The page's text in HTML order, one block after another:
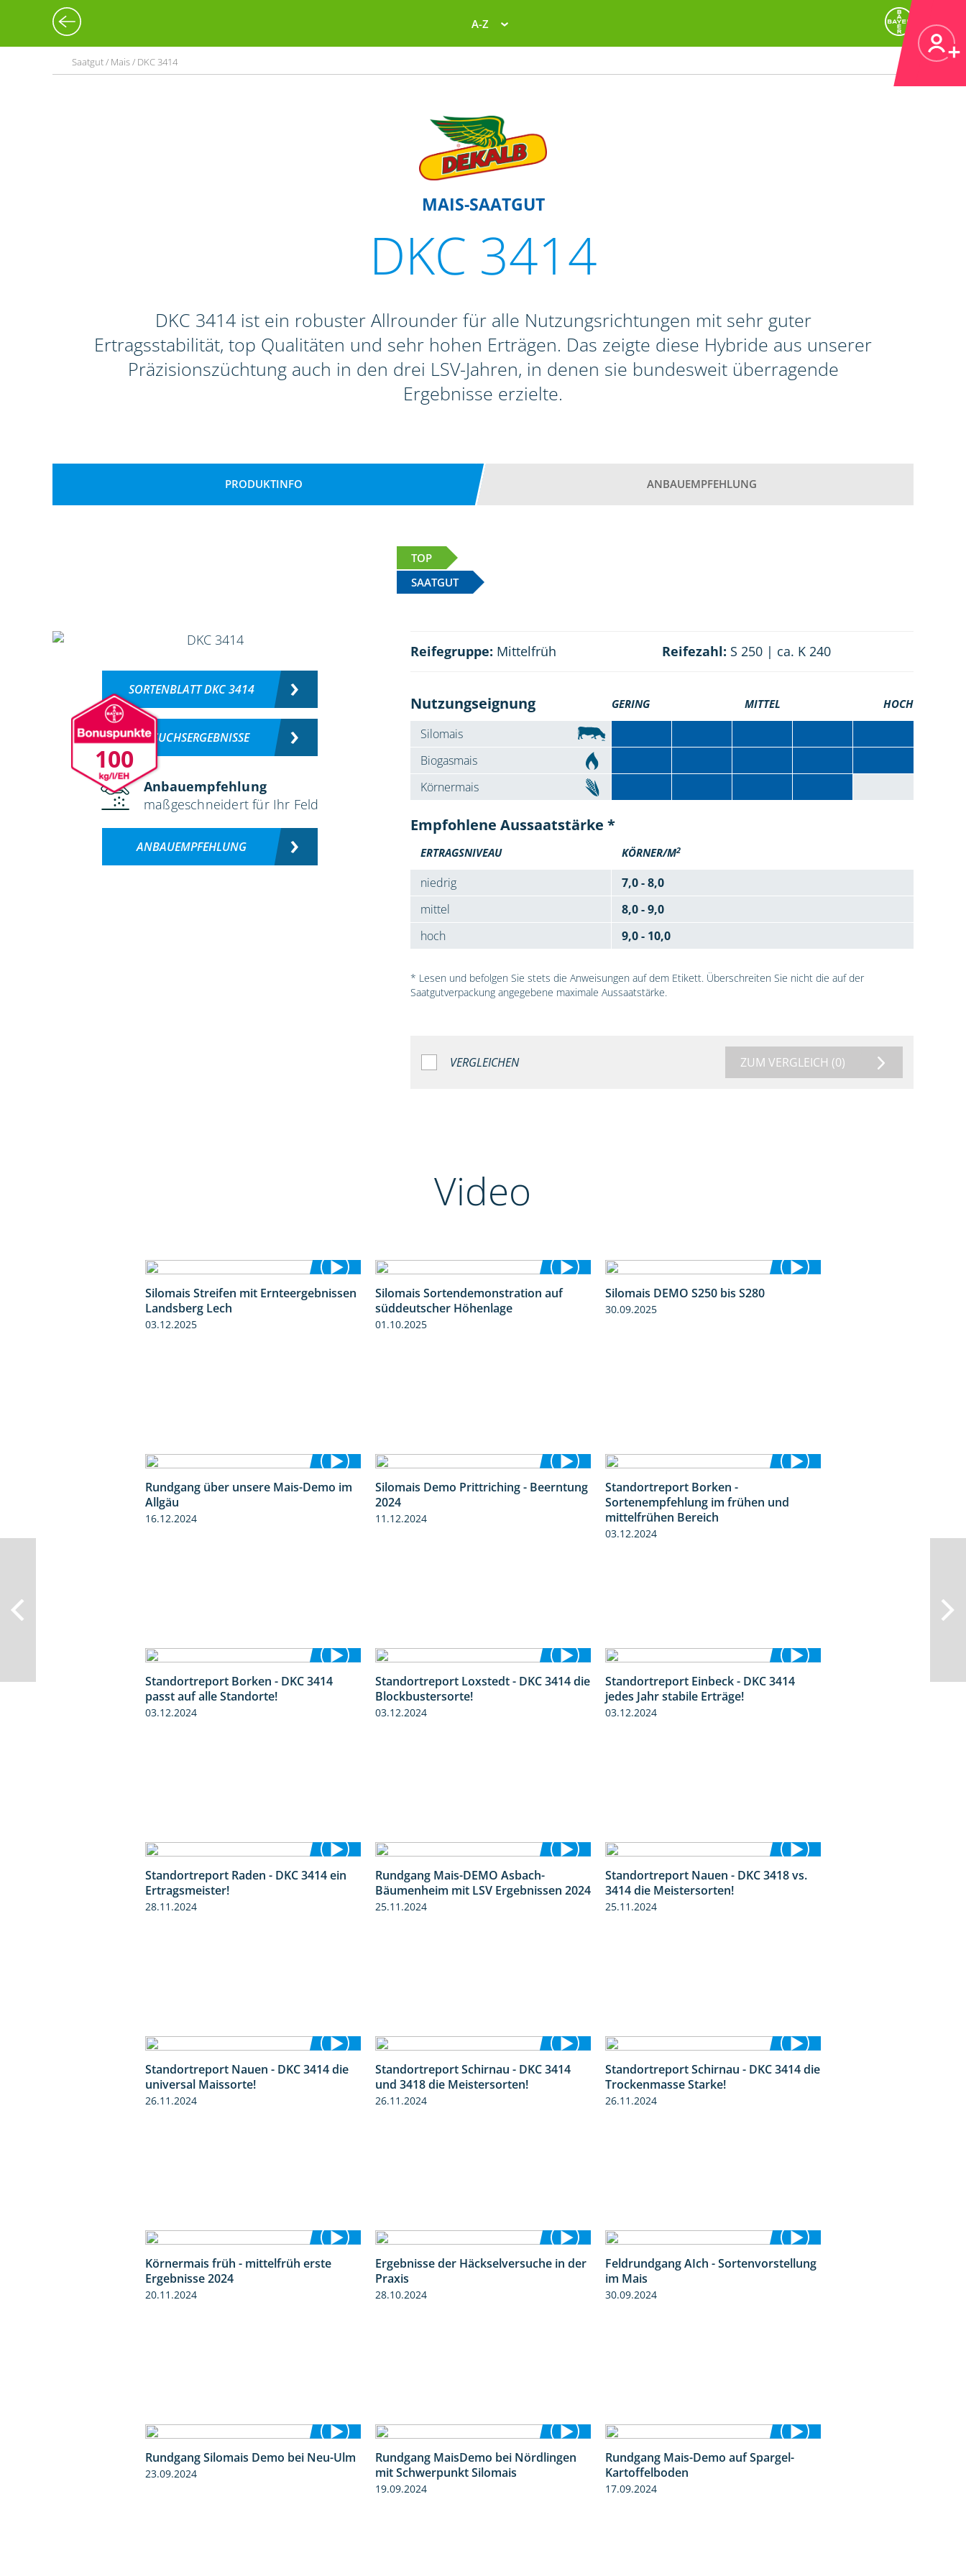
A-Z
Saatgut / Mais / DKC 3414
MAIS-SAATGUT
DKC 3414
DKC 3414 ist ein robuster Allrounder für alle Nutzungsrichtungen mit sehr guter
Ertragsstabilität, top Qualitäten und sehr hohen Erträgen. Das zeigte diese Hybride aus unserer
Präzisionszüchtung auch in den drei LSV-Jahren, in denen sie bundesweit überragende
Ergebnisse erzielte.
PRODUKTINFO ANBAUEMPFEHLUNG
TOP
SAATGUT
100
SORTENBLATT DKC 3414
VERSUCHSERGEBNISSE
Anbauempfehlung
maßgeschneidert für Ihr Feld
ANBAUEMPFEHLUNG
Reifegruppe: Mittelfrüh Reifezahl: S 250 | ca. K 240
Nutzungseignung GERING MITTEL HOCH
Silomais
Biogasmais
Körnermais
Empfohlene Aussaatstärke *
ERTRAGSNIVEAU KÖRNER/M2
niedrig
7,0 - 8,0
mittel
8,0 - 9,0
hoch
9,0 - 10,0
* Lesen und befolgen Sie stets die Anweisungen auf dem Etikett. Überschreiten Sie nicht die auf der
Saatgutverpackung angegebene maximale Aussaatstärke.
VERGLEICHEN ZUM VERGLEICH (0)
Video
11:01
Silomais Streifen mit Ernteergebnissen
Landsberg Lech
03.12.2025
7:04
Silomais Sortendemonstration auf
süddeutscher Höhenlage
01.10.2025
Silomais DEMO S250 bis S280
30.09.2025
9:08
Rundgang über unsere Mais-Demo im
Allgäu
16.12.2024
12:28
Silomais Demo Prittriching - Beerntung
2024
11.12.2024
Standortreport Borken -
Sortenempfehlung im frühen und
mittelfrühen Bereich
03.12.2024
1:23
Standortreport Borken - DKC 3414
passt auf alle Standorte!
03.12.2024
1:06
Standortreport Loxstedt - DKC 3414 die
Blockbustersorte!
03.12.2024
1:49
Standortreport Einbeck - DKC 3414
jedes Jahr stabile Erträge!
03.12.2024
2:11
Standortreport Raden - DKC 3414 ein
Ertragsmeister!
28.11.2024
Rundgang Mais-DEMO Asbach-
Bäumenheim mit LSV Ergebnissen 2024
25.11.2024
1:17
Standortreport Nauen - DKC 3418 vs.
3414 die Meistersorten!
25.11.2024
1:14
Standortreport Nauen - DKC 3414 die
universal Maissorte!
26.11.2024
4:20
Standortreport Schirnau - DKC 3414
und 3418 die Meistersorten!
26.11.2024
2:40
Standortreport Schirnau - DKC 3414 die
Trockenmasse Starke!
26.11.2024
4:29
Körnermais früh - mittelfrüh erste
Ergebnisse 2024
20.11.2024
5:16
Ergebnisse der Häckselversuche in der
Praxis
28.10.2024
11:24
Feldrundgang AIch - Sortenvorstellung
im Mais
30.09.2024
4:50
Rundgang Silomais Demo bei Neu-Ulm
23.09.2024
10:51
Rundgang MaisDemo bei Nördlingen
mit Schwerpunkt Silomais
19.09.2024
9:53
Rundgang Mais-Demo auf Spargel-
Kartoffelboden
17.09.2024